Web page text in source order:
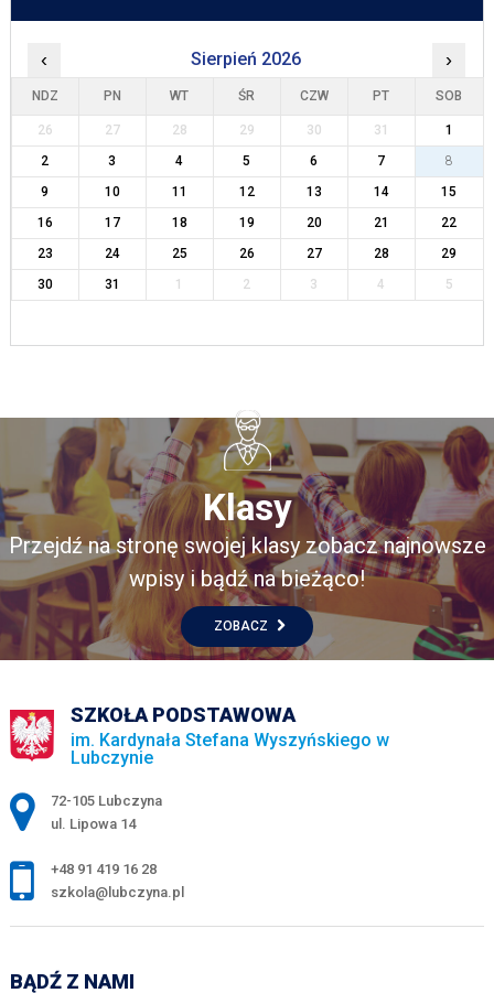
‹ Sierpień 2026 ›
NDZ PN WT ŚR CZW PT SOB
26 27 28 29 30 31
1
2
3 4 5 6 7
8
9
10 11 12 13 14
15
16
17 18 19 20 21
22
23
24 25 26 27 28
29
30
31 1 2 3 4 5
Klasy
Przejdź na stronę swojej klasy zobacz najnowsze
wpisy i bądź na bieżąco!
ZOBACZ
SZKOŁA PODSTAWOWA
im. Kardynała Stefana Wyszyńskiego w
Lubczynie
Adres pocztowy:
72-105 Lubczyna
ul. Lipowa 14
+48 91 419 16 28
szkola@lubczyna.pl
BĄDŹ Z NAMI